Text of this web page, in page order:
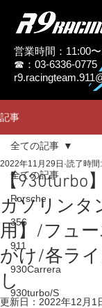
営業時間：11:00
☎：03-6336-0775
記事
全ての記事
Porsche
356
911
930Carrera
930turbo/S
全ての記事
【
ガソリンタ
用】/フュ
がけ/各ラ
し
2022年11月29日 読了時間
更新日： 2022年12月1